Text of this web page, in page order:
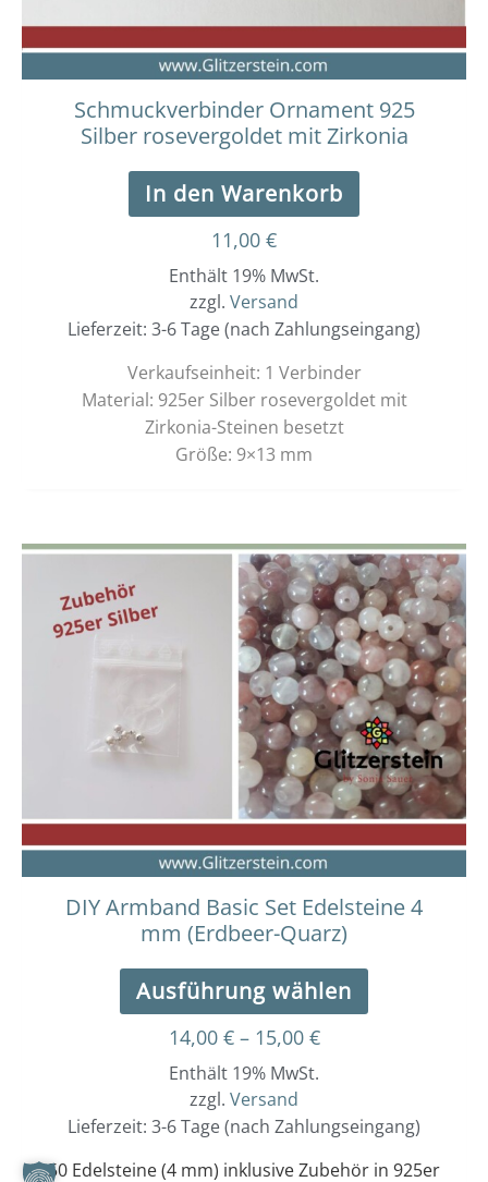
Schmuckverbinder Ornament 925
Silber rosevergoldet mit Zirkonia
In den Warenkorb
11,00 €
Enthält 19% MwSt.
zzgl. Versand
Lieferzeit: 3-6 Tage (nach Zahlungseingang)
Verkaufseinheit: 1 Verbinder
Material: 925er Silber rosevergoldet mit
Zirkonia-Steinen besetzt
Größe: 9×13 mm
DIY Armband Basic Set Edelsteine 4
mm (Erdbeer-Quarz)
Ausführung wählen
Dieses
Produkt
weist
mehrere
Varianten
auf.
Die
Optionen
können
auf
der
werden
14,00 € – 15,00 €
Preisspanne:
14,00 €
bis
15,00 €
Enthält 19% MwSt.
zzgl. Versand
Lieferzeit: 3-6 Tage (nach Zahlungseingang)
50 Edelsteine (4 mm) inklusive Zubehör in 925er